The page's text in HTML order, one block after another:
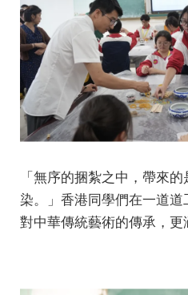
「無序的捆紮之中，帶來
染。」香港同學們在一道
對中華傳統藝術的傳承，更